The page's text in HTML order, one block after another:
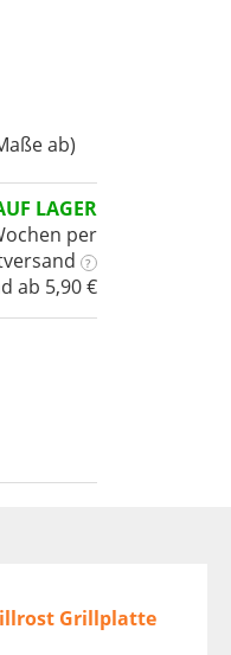
ab)
LAGER
per
?
ab 5,90 €
Grillplatte